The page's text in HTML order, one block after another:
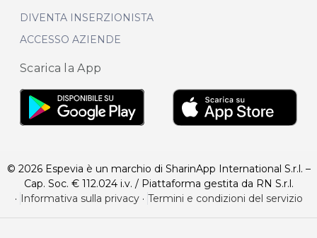
DIVENTA INSERZIONISTA
ACCESSO AZIENDE
Scarica la App
© 2026 Espevia è un marchio di SharinApp International S.r.l. –
Cap. Soc. € 112.024 i.v. / Piattaforma gestita da RN S.r.l.
·
Informativa sulla privacy· Termini e condizioni del servizio